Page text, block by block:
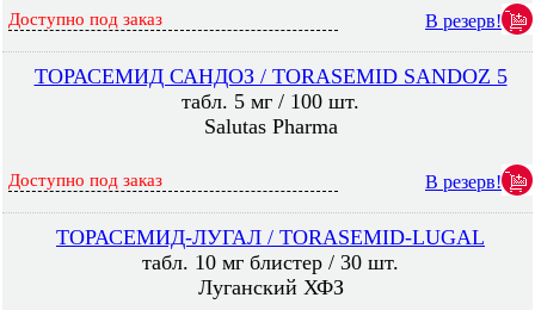
Доступно под заказ В резерв!
ТОРАСЕМИД САНДОЗ / TORASEMID SANDOZ 5
табл. 5 мг / 100 шт.
Salutas Pharma
Доступно под заказ В резерв!
ТОРАСЕМИД-ЛУГАЛ / TORASEMID-LUGAL
табл. 10 мг блистер / 30 шт.
Луганский ХФЗ